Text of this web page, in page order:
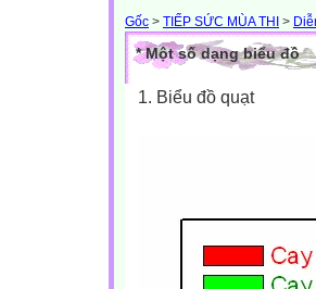
Gốc > TIẾP SỨC MÙA THI >
* Một số dạng biểu đồ
1. Biểu đồ quạt